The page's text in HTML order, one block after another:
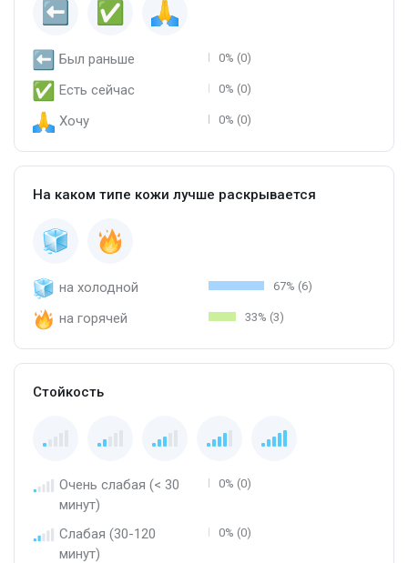
Был раньше 0% (0)
Есть сейчас 0% (0)
Хочу 0% (0)
На каком типе кожи лучше раскрывается
на холодной 67% (6)
на горячей 33% (3)
Стойкость
Очень слабая (< 30
минут)
0% (0)
Слабая (30-120
минут)
0% (0)